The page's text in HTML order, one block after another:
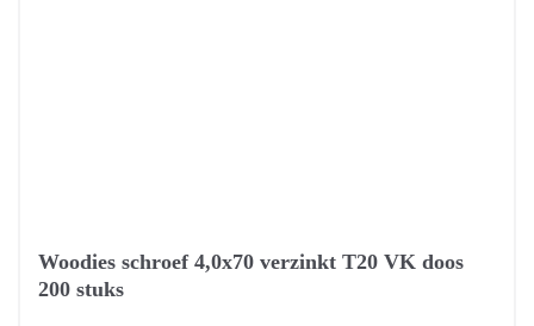
Woodies schroef 4,0x70 verzinkt T20 VK doos
200 stuks